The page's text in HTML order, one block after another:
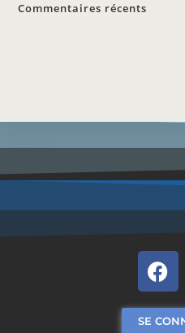
Commentaires récents
SE